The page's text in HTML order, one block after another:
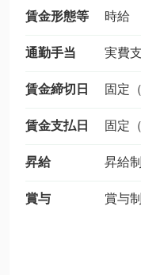
賃金形態等 時給
通勤手当 実費
賃金締切日 固定
賃金支払日 固定
昇給 昇給
賞与 賞与